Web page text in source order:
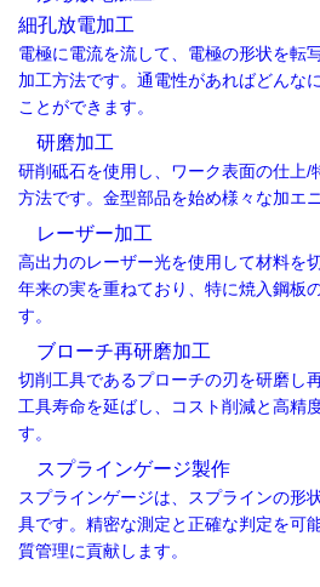
細孔放電加工
電極に電流を流して、電極の形状を転
加工方法です。通電性があればどんな
ことができます。
研磨加工
研削砥石を使用し、ワーク表面の仕上/
方法です。金型部品を始め様々な加エ
レーザー加工
高出力のレーザー光を使用して材料を
年来の実を重ねており、特に焼入鋼板
す。
ブローチ再研磨加工
切削工具であるプローチの刃を研磨し
工具寿命を延ばし、コスト削減と高精
す。
スプラインゲージ製作
スプラインゲージは、スプラインの形
具です。精密な測定と正確な判定を可
質管理に貢献します。